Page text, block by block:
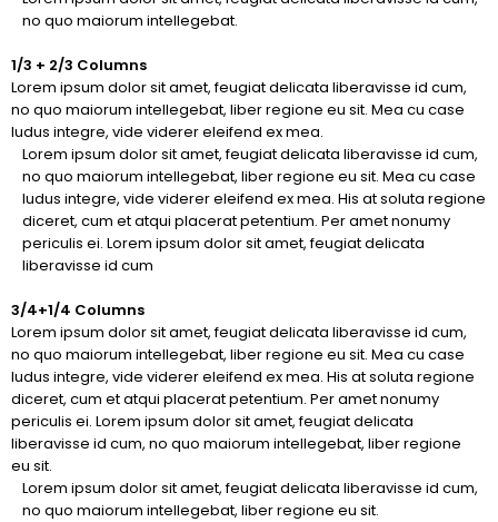
no quo maiorum intellegebat.
1/3 + 2/3 Columns
Lorem ipsum dolor sit amet, feugiat delicata liberavisse id cum,
no quo maiorum intellegebat, liber regione eu sit. Mea cu case
ludus integre, vide viderer eleifend ex mea.
Lorem ipsum dolor sit amet, feugiat delicata liberavisse id cum,
no quo maiorum intellegebat, liber regione eu sit. Mea cu case
ludus integre, vide viderer eleifend ex mea. His at soluta regione
diceret, cum et atqui placerat petentium. Per amet nonumy
periculis ei. Lorem ipsum dolor sit amet, feugiat delicata
liberavisse id cum
3/4+1/4 Columns
Lorem ipsum dolor sit amet, feugiat delicata liberavisse id cum,
no quo maiorum intellegebat, liber regione eu sit. Mea cu case
ludus integre, vide viderer eleifend ex mea. His at soluta regione
diceret, cum et atqui placerat petentium. Per amet nonumy
periculis ei. Lorem ipsum dolor sit amet, feugiat delicata
liberavisse id cum, no quo maiorum intellegebat, liber regione
eu sit.
Lorem ipsum dolor sit amet, feugiat delicata liberavisse id cum,
no quo maiorum intellegebat, liber regione eu sit.